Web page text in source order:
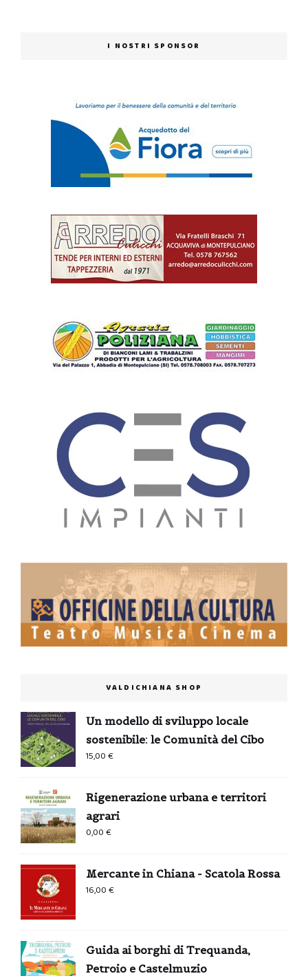
I NOSTRI SPONSOR
VALDICHIANA SHOP
Un modello di sviluppo locale
sostenibile: le Comunità del Cibo
15,00€
Rigenerazione urbana e territori
agrari
0,00€
Mercante in Chiana - Scatola Rossa
16,00€
Guida ai borghi di Trequanda,
Petroio e Castelmuzio